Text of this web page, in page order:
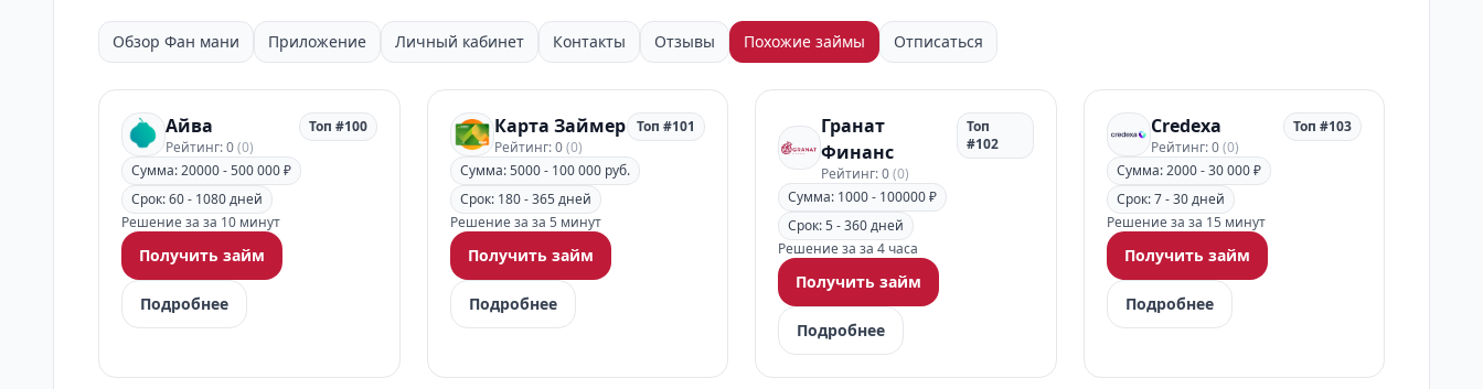
Обзор Фан мани Приложение Личный кабинет Контакты Отзывы Похожие займы Отписаться
Айва
Рейтинг: 0(0)
Топ #100
Сумма: 20000 - 500 000 ₽
Срок: 60 - 1080 дней
Решение за за 10 минут
Получить займ
Подробнее
Карта Займер
Рейтинг: 0(0)
Топ #101
Сумма: 5000 - 100 000 руб.
Срок: 180 - 365 дней
Решение за за 5 минут
Получить займ
Подробнее
Гранат
Финанс
Рейтинг: 0(0)
Топ
#102
Сумма: 1000 - 100000 ₽
Срок: 5 - 360 дней
Решение за за 4 часа
Получить займ
Подробнее
Credexa
Рейтинг: 0(0)
Топ #103
Сумма: 2000 - 30 000 ₽
Срок: 7 - 30 дней
Решение за за 15 минут
Получить займ
Подробнее